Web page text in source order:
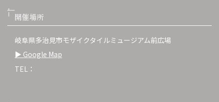
開催場所
岐阜県多治見市モザイクタイルミュージアム前広場
▶︎ Google Map
TEL：